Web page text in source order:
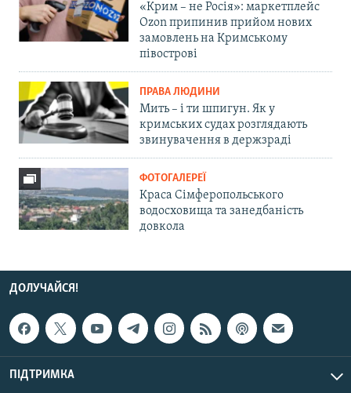
«Крим – не Росія»: маркетплейс
Ozon припинив прийом нових
замовлень на Кримському
півострові
ПРАВА ЛЮДИНИ
Мить – і ти шпигун. Як у
кримських судах розглядають
звинувачення в держзраді
ФОТОГАЛЕРЕЇ
Краса Сімферопольського
водосховища та занедбаність
довкола
ДОЛУЧАЙСЯ!
ПІДТРИМКА